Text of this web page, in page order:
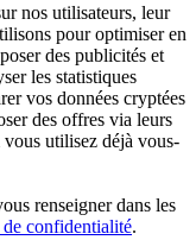
nos utilisateurs, leur
pour optimiser en
des publicités et
les statistiques
vos données cryptées
des offres via leurs
utilisez déjà vous-
renseigner dans les
confidentialité.